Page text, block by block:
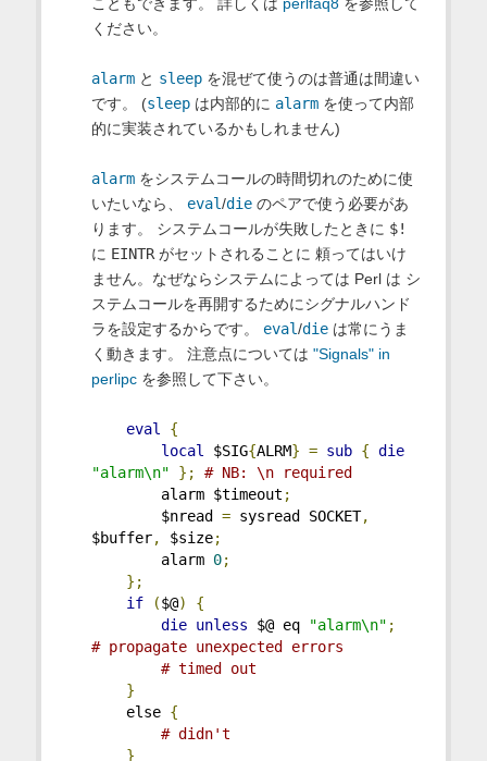
こともできます。 詳しくは perlfaq8を参照して
ください。
alarmと sleepを混ぜて使うのは普通は間違い
です。 (sleepは内部的に alarmを使って内部
的に実装されているかもしれません)
alarmをシステムコールの時間切れのために使
いたいなら、 eval/dieのペアで使う必要があ
ります。 システムコールが失敗したときに $!
に EINTRがセットされることに 頼ってはいけ
ません。なぜならシステムによっては Perl は シ
ステムコールを再開するためにシグナルハンド
ラを設定するからです。 eval/dieは常にうま
く動きます。 注意点については "Signals" in
perlipcを参照して下さい。
eval
{
local
$SIG{ALRM} = sub { die
"alarm\n"
};
# NB: \n required
alarm $timeout ;
$nread = sysread SOCKET,
$buffer, $size;
alarm 0;
};
if
($@)
{
die unless $@ eq "alarm\n" ;
# propagate unexpected errors
# timed out
}
else {
# didn't
}